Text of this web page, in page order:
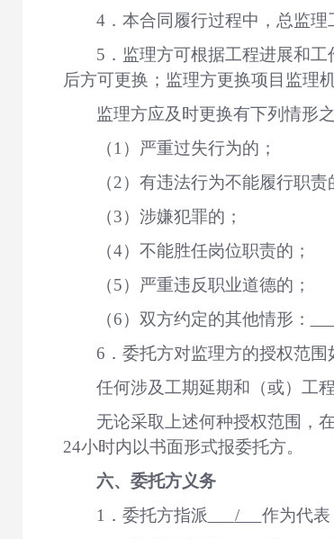
4．本合同履行过程中，总监理
5． 监理方可根据工程进展和
后方可更换；监理方更换项目监理
监理方应及时更换有下列情形
（1）严重过失行为的；
（2）有违法行为不能履行职责
（3）涉嫌犯罪的；
（4）不能胜任岗位职责的；
（5）严重违反职业道德的；
（6）双方约定的其他情形：
6． 委托方对监理方的授权范围
任何涉及工期延期和（或）工
无论采取上述何种授权范围，
24小时内以书面形式报委托方。
六、委托方义务
1 ． 委托方指派 / 作为代表